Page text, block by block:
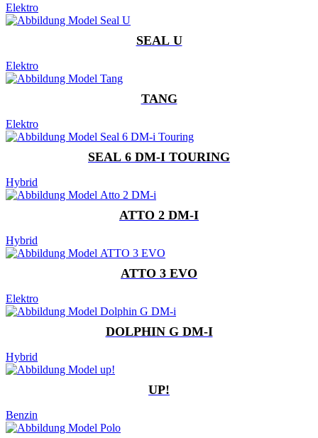
Elektro
SEAL U
Elektro
TANG
Elektro
SEAL 6 DM-I TOURING
Hybrid
ATTO 2 DM-I
Hybrid
ATTO 3 EVO
Elektro
DOLPHIN G DM-I
Hybrid
UP!
Benzin